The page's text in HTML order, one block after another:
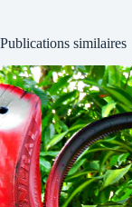
Publications similaires